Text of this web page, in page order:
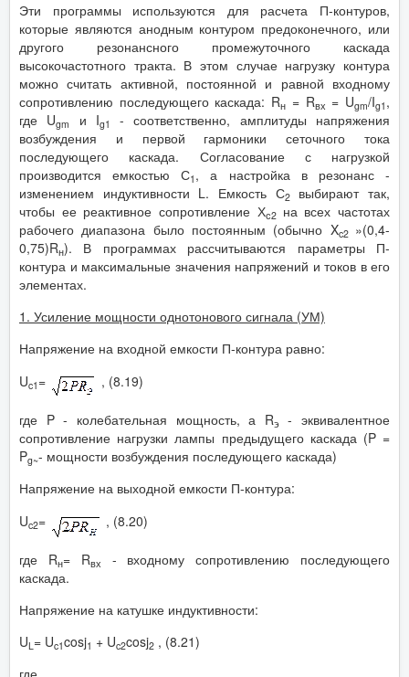
Эти программы используются для расчета П-контуров,
которые являются анодным контуром предоконечного, или
другого резонансного промежуточного каскада
высокочастотного тракта. В этом случае нагрузку контура
можно считать активной, постоянной и равной входному
сопротивлению последующего каскада: Rн = Rвх = Ugm/Ig1 ,
где Ugm и Ig1 - соответственно, амплитуды напряжения
возбуждения и первой гармоники сеточного тока
последующего каскада. Согласование с нагрузкой
производится емкостью С1 , а настройка в резонанс -
изменением индуктивности L. Емкость С2выбирают так,
чтобы ее реактивное сопротивление Хс2 на всех частотах
рабочего диапазона было постоянным (обычно Xc2 »(0,4-
0,75)Rн). В программах рассчитываются параметры П-
контура и максимальные значения напряжений и токов в его
элементах.
1. Усиление мощности однотонового сигнала (УМ)
Напряжение на входной емкости П-контура равно:
Uc1 = , (8.19)
где P - колебательная мощность, а Rэ
- эквивалентное
сопротивление нагрузки лампы предыдущего каскада (P =
Pg~- мощности возбуждения последующего каскада)
Напряжение на выходной емкости П-контура:
Uc2= , (8.20)
где Rн= Rвх
- входному сопротивлению последующего
каскада.
Напряжение на катушке индуктивности:
UL = Uc1cosj1 + Uc2cosj2 , (8.21)